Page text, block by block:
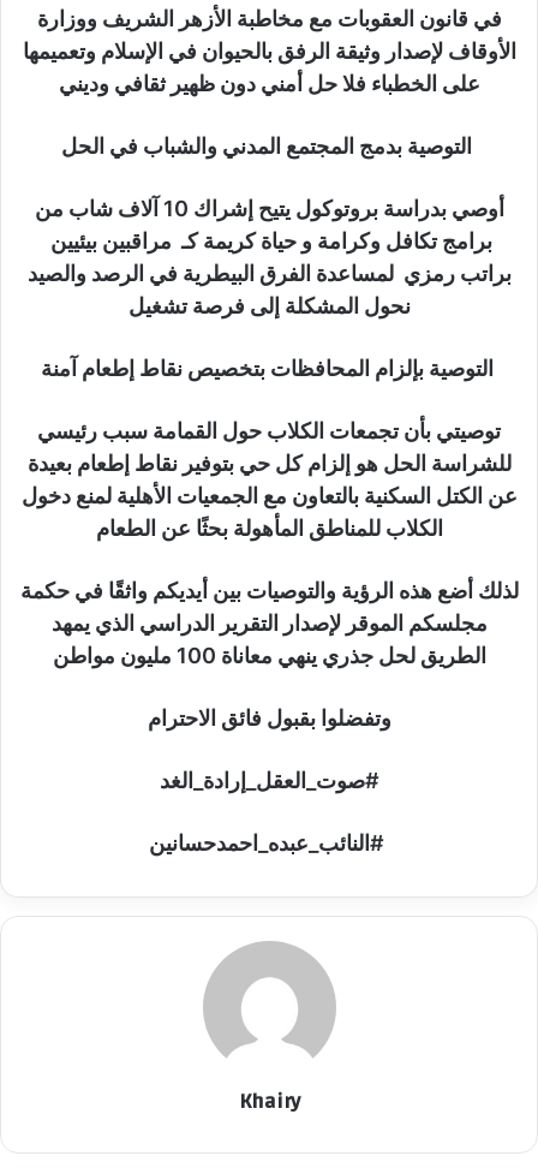
في قانون العقوبات مع مخاطبة الأزهر الشريف ووزارة
الأوقاف لإصدار وثيقة الرفق بالحيوان في الإسلام وتعميمها
على الخطباء فلا حل أمني دون ظهير ثقافي وديني
التوصية بدمج المجتمع المدني والشباب في الحل
أوصي بدراسة بروتوكول يتيح إشراك 10 آلاف شاب من
برامج تكافل وكرامة و حياة كريمة كـ مراقبين بيئيين
براتب رمزي لمساعدة الفرق البيطرية في الرصد والصيد
نحول المشكلة إلى فرصة تشغيل
التوصية بإلزام المحافظات بتخصيص نقاط إطعام آمنة
توصيتي بأن تجمعات الكلاب حول القمامة سبب رئيسي
للشراسة الحل هو إلزام كل حي بتوفير نقاط إطعام بعيدة
عن الكتل السكنية بالتعاون مع الجمعيات الأهلية لمنع دخول
الكلاب للمناطق المأهولة بحثًا عن الطعام
لذلك أضع هذه الرؤية والتوصيات بين أيديكم واثقًا في حكمة
مجلسكم الموقر لإصدار التقرير الدراسي الذي يمهد
الطريق لحل جذري ينهي معاناة 100 مليون مواطن
وتفضلوا بقبول فائق الاحترام
#صوت_العقل_إرادة_الغد
#النائب_عبده_احمدحسانين
Khairy